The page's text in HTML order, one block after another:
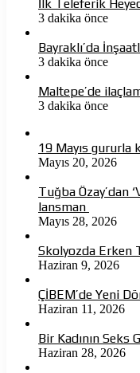
İlk Teleferik
3 dakika önce
Bayraklı’da
3 dakika önce
Maltepe’de
3 dakika önce
19 Mayıs gururla
Mayıs 20, 2026
Tuğba Özay’dan
lansman
Mayıs 28, 2026
Skolyozda Erken
Haziran 9, 2026
ÇİBEM’de Yeni
Haziran 11, 2026
Bir Kadının Seks
Haziran 28, 2026